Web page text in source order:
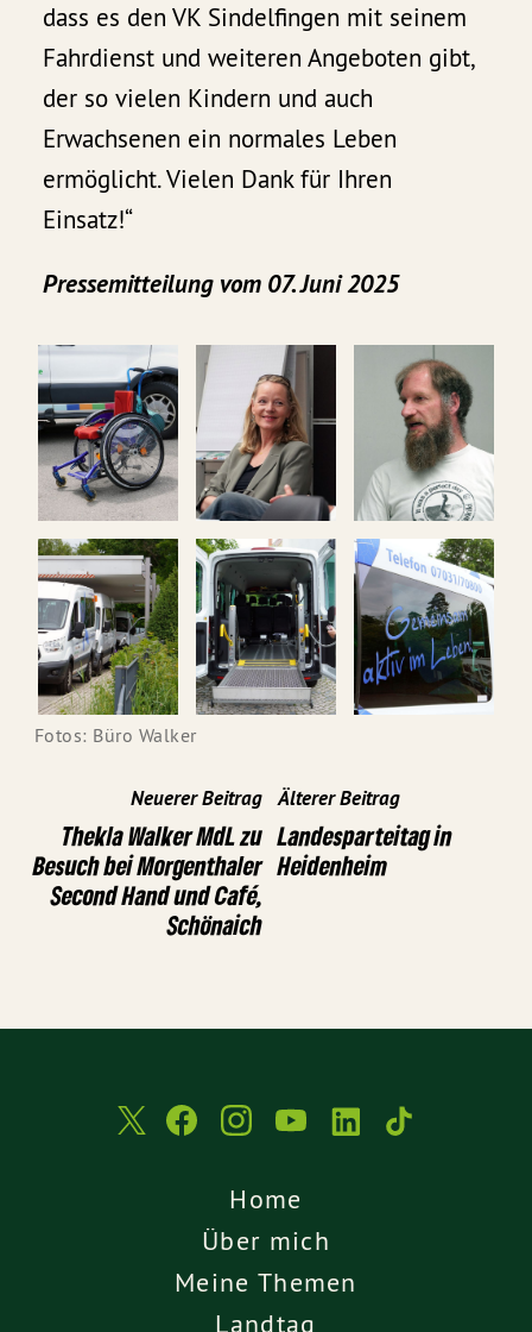
dass es den VK Sindelfingen mit seinem
Fahrdienst und weiteren Angeboten gibt,
der so vielen Kindern und auch
Erwachsenen ein normales Leben
ermöglicht. Vielen Dank für Ihren
Einsatz!“
Pressemitteilung vom 07. Juni 2025
Fotos: Büro Walker
Neuerer Beitrag
Thekla Walker MdL zu
Besuch bei Morgenthaler
Second Hand und Café,
Schönaich
Älterer Beitrag
Landesparteitag in
Heidenheim
Home
Über mich
Meine Themen
Landtag